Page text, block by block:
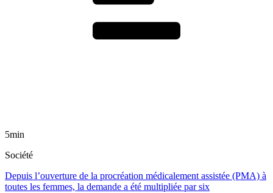
5min
Société
Depuis l’ouverture de la procréation médicalement assistée (PMA) à
toutes les femmes, la demande a été multipliée par six